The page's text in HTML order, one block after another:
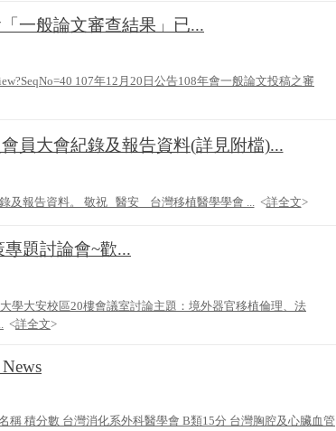
一般論文審查結果」已...
107年12月20日公告108年會一般論文投稿之審
員大會紀錄及報告資料(詳見附檔)...
及報告資料。 敬祝 醫安 台灣移植醫學學會 ...<詳全文>
題討論會~歡...
學大安校區20樓會議室討論主題：境外器官移植倫理、法
<詳全文>
稱 積分數 台灣消化系外科醫學會 B類15分 台灣胸腔及心臟血管